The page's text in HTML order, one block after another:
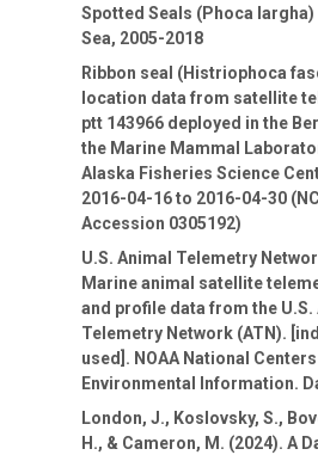
Spotted Seals (Phoca largha)
Sea, 2005-2018
Ribbon seal (Histriophoca
location data from satellite
ptt 143966 deployed in the
the Marine Mammal
Alaska Fisheries Science
2016-04-16 to 2016-04-30
Accession 0305192)
U.S. Animal Telemetry
Marine animal satellite
and profile data from the U.S.
Telemetry Network (ATN).
used]. NOAA National
Environmental Information.
London, J., Koslovsky, S.,
H., & Cameron, M. (2024). A